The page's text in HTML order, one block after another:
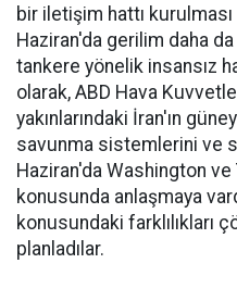
bir iletişim hattı
Haziran'da gerilim daha da
tankere yönelik insansız
olarak, ABD Hava
yakınlarındaki İran'ın
savunma sistemlerini ve
Haziran'da Washington ve
konusunda anlaşmaya
konusundaki farklılıkları
planladılar.